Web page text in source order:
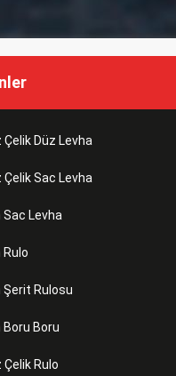
Düz Levha
Sac Levha
Levha
Rulosu
Boru
Rulo